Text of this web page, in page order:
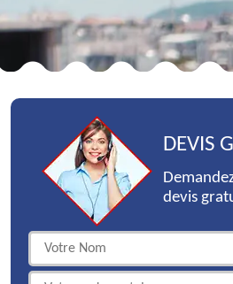
DEVIS
devis